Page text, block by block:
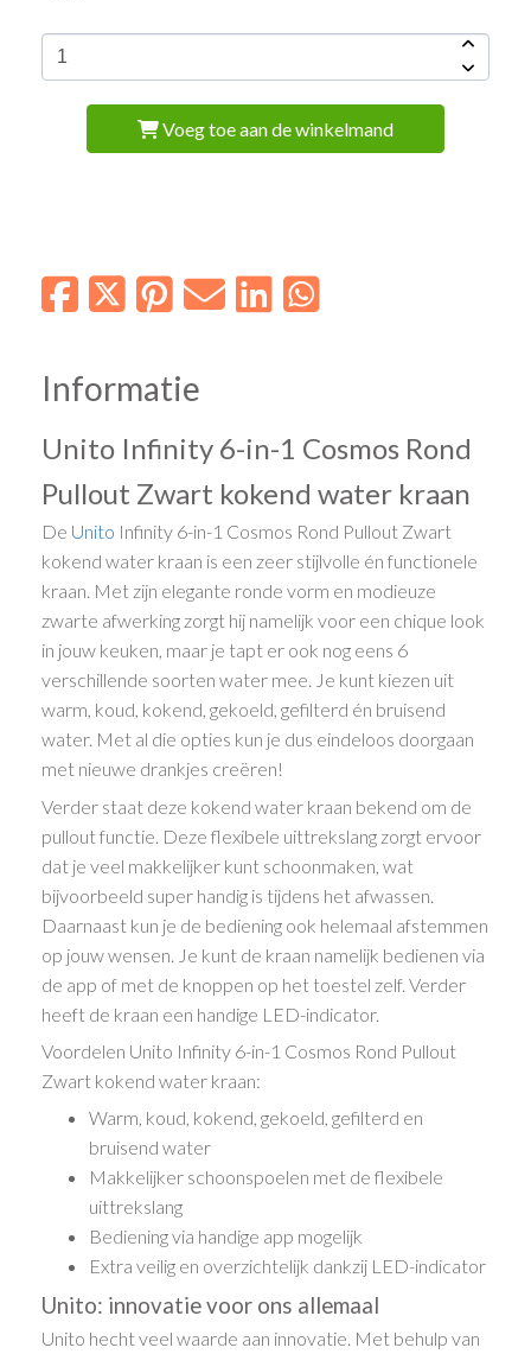
Voeg toe aan de winkelmand
Informatie
Unito Infinity 6-in-1 Cosmos Rond
Pullout Zwart kokend water kraan
De Unito Infinity 6-in-1 Cosmos Rond Pullout Zwart
kokend water kraan is een zeer stijlvolle én functionele
kraan. Met zijn elegante ronde vorm en modieuze
zwarte afwerking zorgt hij namelijk voor een chique look
in jouw keuken, maar je tapt er ook nog eens 6
verschillende soorten water mee. Je kunt kiezen uit
warm, koud, kokend, gekoeld, gefilterd én bruisend
water. Met al die opties kun je dus eindeloos doorgaan
met nieuwe drankjes creëren!
Verder staat deze kokend water kraan bekend om de
pullout functie. Deze flexibele uittrekslang zorgt ervoor
dat je veel makkelijker kunt schoonmaken, wat
bijvoorbeeld super handig is tijdens het afwassen.
Daarnaast kun je de bediening ook helemaal afstemmen
op jouw wensen. Je kunt de kraan namelijk bedienen via
de app of met de knoppen op het toestel zelf. Verder
heeft de kraan een handige LED-indicator.
Voordelen Unito Infinity 6-in-1 Cosmos Rond Pullout
Zwart kokend water kraan:
Warm, koud, kokend, gekoeld, gefilterd en
bruisend water
Makkelijker schoonspoelen met de flexibele
uittrekslang
Bediening via handige app mogelijk
Extra veilig en overzichtelijk dankzij LED-indicator
Unito: innovatie voor ons allemaal
Unito hecht veel waarde aan innovatie. Met behulp van